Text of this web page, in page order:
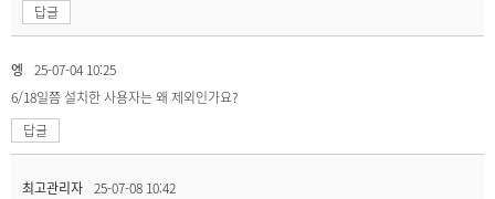
답글
엥
25-07-04 10:25
6/18일쯤 설치한 사용자는 왜 제외인가요?
답글
최고관리자 25-07-08 10:42